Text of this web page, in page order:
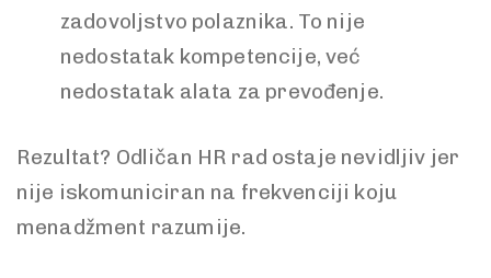
zadovoljstvo polaznika. To nije
nedostatak kompetencije, već
nedostatak alata za prevođenje.
Rezultat? Odličan HR rad ostaje nevidljiv jer
nije iskomuniciran na frekvenciji koju
menadžment razumije.